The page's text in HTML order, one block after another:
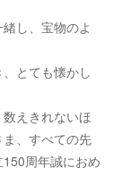
し、宝物のよ
とても懐かし
えきれないほ
、すべての先
周年誠におめ